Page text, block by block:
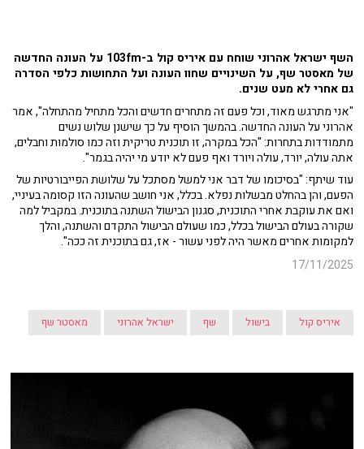
השף ישראל אהרוני שוחח עם איריס קול ב-103fm על העונה החדשה
של מאסטר שף, על השינויים שחוו העונה ועל התחושות כלפי הסדרה
גם אחרי לא מעט שנים.
"אני מתרגש מאוד, וכל פעם זה מתחרים חדשים והכל מתחיל מהתחלה", אמר
אהרוני על העונה החדשה. בהמשך הוסיף על כך שישנן שלוש נשים
מתמודדות בתחרות: "הכל במקרה, זו תוכנית טריקית וזה כמו סולמות וחבלים,
אתה עולה, יורד, עולה ויורד ואף פעם לא יודע מי יהיה בגמר".
עוד שיתף: "בסיכומו של דבר אני למשל מסתכל על שלושת הפייבורטיות של
הפעם, והן בהחלט מבשלות נפלא. בכלל, אני חושב שהעונה הזו קסומה בעיניי,
ואם את עוקבת אחרי התוכנית, סגנון הבישול השתנה בתוכנית. במקביל למה
שקורה בעולם הבישול בכלל, כמו שעולם הבישול התקדם והשתנה, והלך
למקומות אחרים מאשר היה לפני עשור - אז, גם בתוכנית זה ככה".
17/11/2025
איריס קול בישול שף ישראל אהרוני מאסטר שף